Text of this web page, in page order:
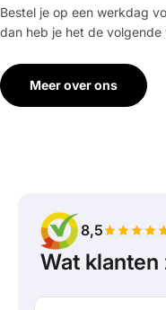
Bestel je op een werkdag
dan heb je het de volgende
Meer over ons
8,5
Wat klanten